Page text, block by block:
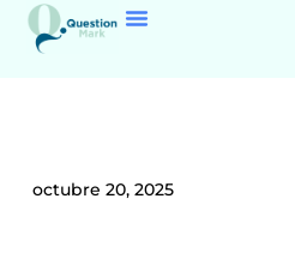
octubre 20, 2025